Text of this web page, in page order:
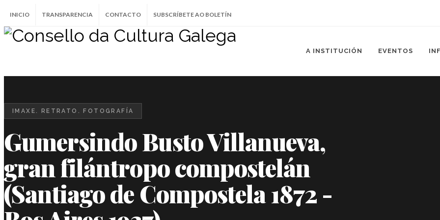
INICIO TRANSPARENCIA CONTACTO SUBSCRÍBETE AO BOLETÍN
A INSTITUCIÓN EVENTOS
IMAXE. RETRATO. FOTOGRAFÍA
Gumersindo Busto Villanueva,
gran filántropo compostelán
(Santiago de Compostela 1872 -